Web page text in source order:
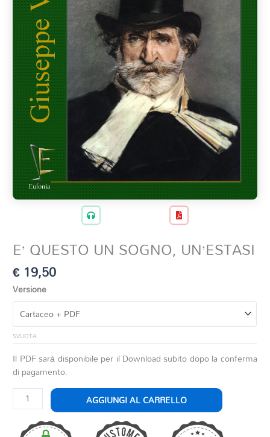
E’ QUESTO UN SOGNO, UN’ESTASI
€ 19,50
Versione
SVUOTA
Il PDF sarà disponibile per il Download subito dopo la conferma
di pagamento.
E'
QUESTO
SOGNO,
AGGIUNGI AL CARRELLO